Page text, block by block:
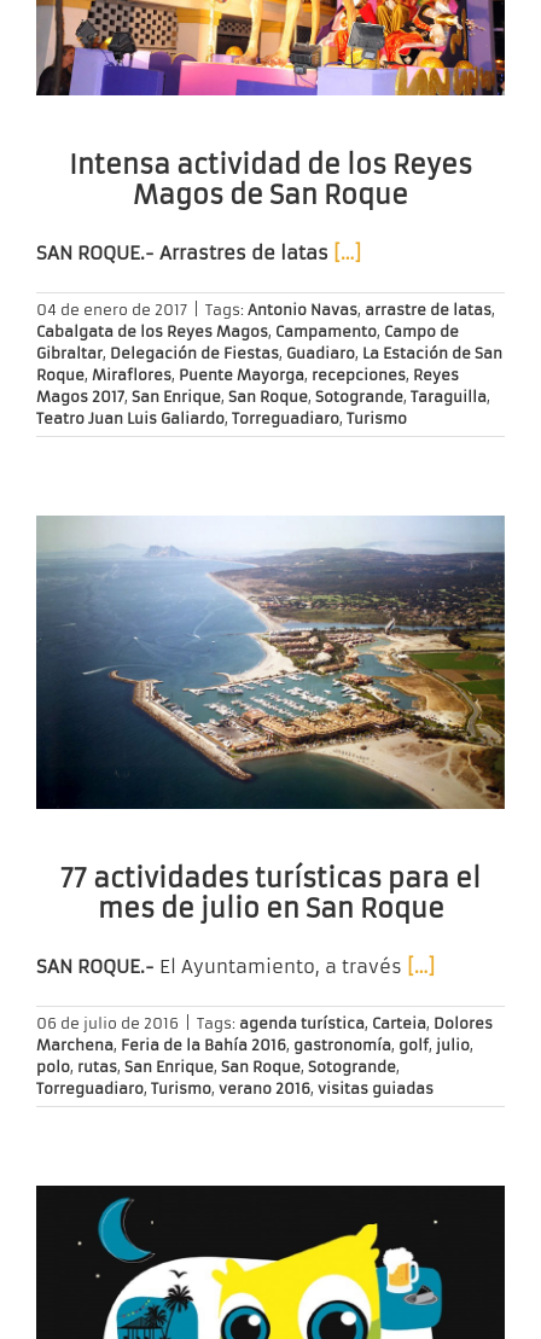
Intensa actividad de los Reyes
Magos de San Roque
SAN ROQUE.- Arrastres de latas […]
04 de enero de 2017 Tags: Antonio Navas, arrastre de latas,
Cabalgata de los Reyes Magos, Campamento, Campo de
Gibraltar, Delegación de Fiestas, Guadiaro, La Estación de San
Roque, Miraflores, Puente Mayorga, recepciones, Reyes
Magos 2017, San Enrique, San Roque, Sotogrande, Taraguilla,
Teatro Juan Luis Galiardo, Torreguadiaro, Turismo
77 actividades turísticas para el
mes de julio en San Roque
SAN ROQUE.- El Ayuntamiento, a través […]
06 de julio de 2016 Tags: agenda turística, Carteia, Dolores
Marchena, Feria de la Bahía 2016, gastronomía, golf, julio,
polo, rutas, San Enrique, San Roque, Sotogrande,
Torreguadiaro, Turismo, verano 2016, visitas guiadas